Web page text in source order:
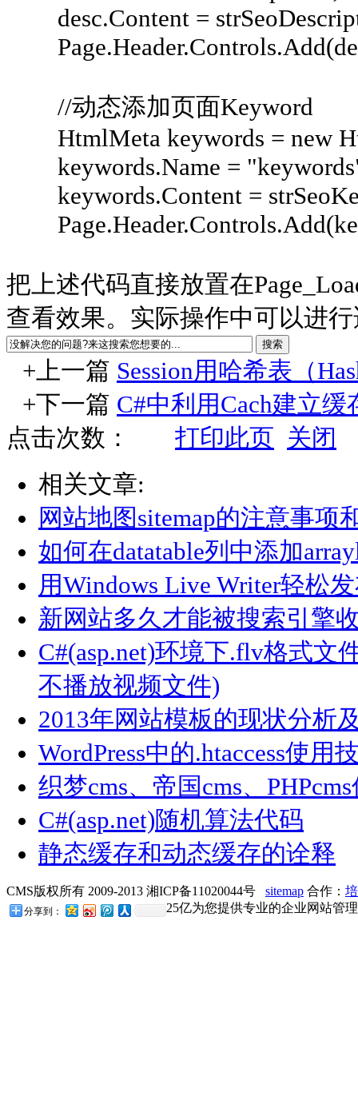
desc.Content =
//动态添加页面Keyword
HtmlMeta keywords = new
keywords.Name =
keywords.Content =
把上述代码直接放置在
查看效果。实际操作中可以进
+上一篇 Session用哈希表（
+下一篇 C#中利用Cach建立缓
点击次数：
打印此页 关闭
相关文章:
网站地图sitemap的注意事项
如何在datatable列中添加
用Windows Live Writer轻松
新网站多久才能被搜索引擎
C#(asp.net)环境下.flv格式文
不播放视频文件)
2013年网站模板的现状分析
WordPress中的.htaccess使用
织梦cms、帝国cms、
C#(asp.net)随机算法代码
静态缓存和动态缓存的诠释
CMS版权所有 2009-2013 湘ICP备11020044号 sitemap 合作：
25亿为您提供专业的企业网站管
分享到：